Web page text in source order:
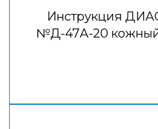
Инструкция
№Д-47А-20 кожный